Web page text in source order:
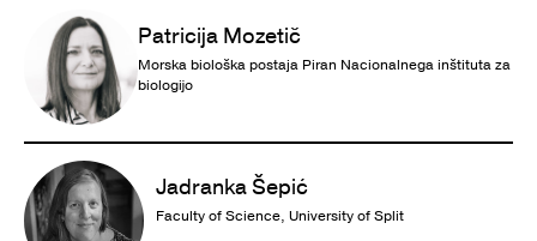
Patricija Mozetič
Morska biološka postaja Piran Nacionalnega inštituta za
biologijo
Jadranka Šepić
Faculty of Science, University of Split